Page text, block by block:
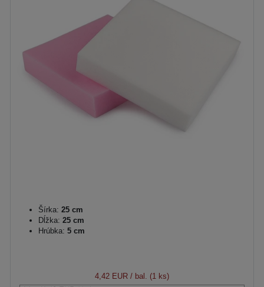
Šírka: 25 cm
Dĺžka: 25 cm
Hrúbka: 5 cm
4,42 EUR / bal. (1 ks)